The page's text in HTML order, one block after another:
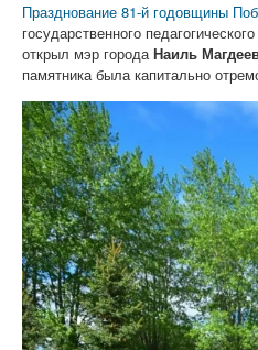
Празднование 81-й годовщины
государственного
открыл мэр городаНаиль
памятника была капитально